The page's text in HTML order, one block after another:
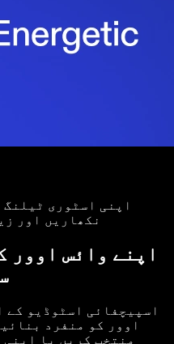
نکھاریں اور
اپنے وائس اوور
اسپیچفائی اسٹوڈیو کے
اوور کو منفرد
منتخب کریں یا اپنی